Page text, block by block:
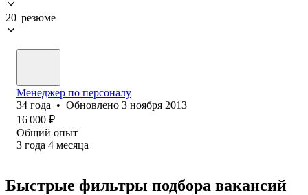
20 резюме
Менеджер по персоналу
34 года • Обновлено 3 ноября 2013
16 000 ₽
Общий опыт
3 года 4 месяца
Быстрые фильтры подбора вакансий